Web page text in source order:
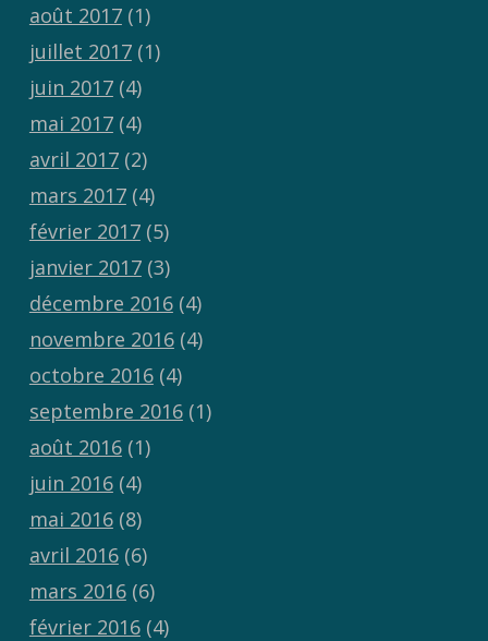
août 2017(1)
juillet 2017(1)
juin 2017(4)
mai 2017(4)
avril 2017(2)
mars 2017(4)
février 2017(5)
janvier 2017(3)
décembre 2016(4)
novembre 2016(4)
octobre 2016(4)
septembre 2016(1)
août 2016(1)
juin 2016(4)
mai 2016(8)
avril 2016(6)
mars 2016(6)
février 2016(4)